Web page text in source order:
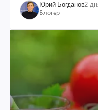
Юрий Богданов2
Блогер